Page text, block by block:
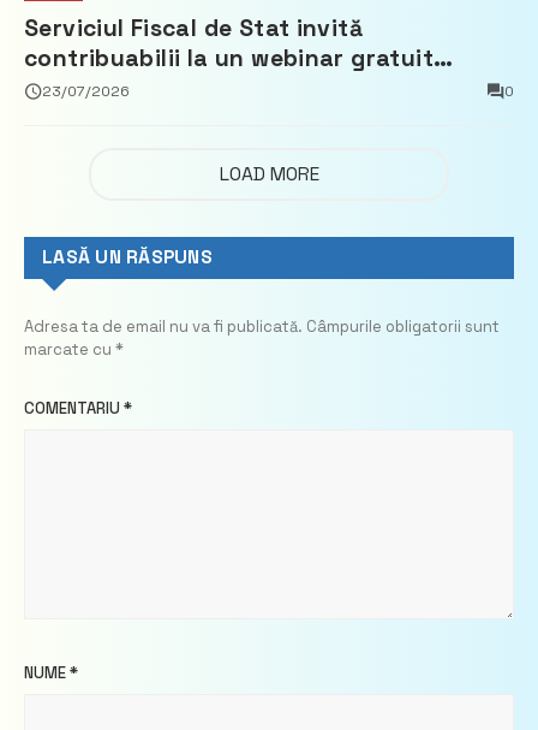
Serviciul Fiscal de Stat invită
contribuabilii la un webinar gratuit
privind calculul impozitului pe bunurile
23/07/2026 0
LOAD MORE
LASĂ UN RĂSPUNS
Adresa ta de email nu va fi publicată. Câmpurile obligatorii sunt
marcate cu *
COMENTARIU *
NUME*